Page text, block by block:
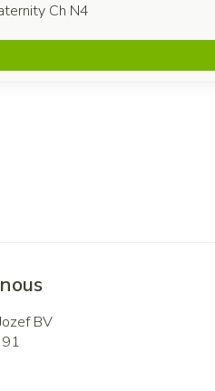
Ch N4
BV